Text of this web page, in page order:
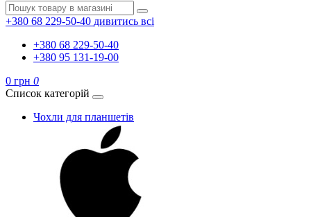
+380 68 229-50-40 дивитись всі
+380 68 229-50-40
+380 95 131-19-00
0 грн 0
Список категорій
Чохли для планшетів